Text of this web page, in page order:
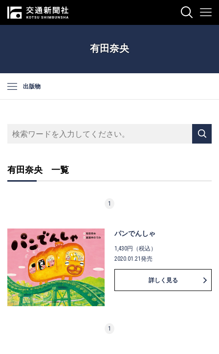
有田奈央
出版物
有田奈央 一覧
1
パンでんしゃ
1,430円（税込）
2020.01.21発売
詳しく見る
1